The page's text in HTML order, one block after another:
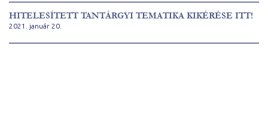
HITELESÍTETT TANTÁRGYI TEMATIKA KIKÉRÉSE ITT!
2021. január 20.